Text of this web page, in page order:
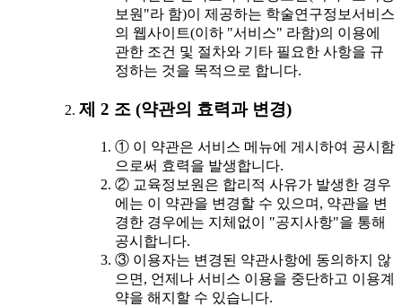
보원"라 함)이 제공하는 학술연구정보서비스
의 웹사이트(이하 "서비스" 라함)의 이용에
관한 조건 및 절차와 기타 필요한 사항을 규
정하는 것을 목적으로 합니다.
제 2 조 (약관의 효력과 변경)
① 이 약관은 서비스 메뉴에 게시하여 공시함
으로써 효력을 발생합니다.
② 교육정보원은 합리적 사유가 발생한 경우
에는 이 약관을 변경할 수 있으며, 약관을 변
경한 경우에는 지체없이 "공지사항"을 통해
공시합니다.
③ 이용자는 변경된 약관사항에 동의하지 않
으면, 언제나 서비스 이용을 중단하고 이용계
약을 해지할 수 있습니다.